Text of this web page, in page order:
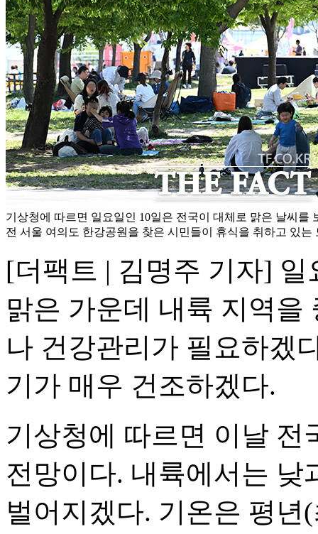
기상청에 따르면 일요일인 10일은 전국이 대체로 맑은 날씨를
전 서울 여의도 한강공원을 찾은 시민들이 휴식을 취하고 있는
[더팩트 | 김명주 기자]
맑은 가운데 내륙 지역
나 건강관리가 필요하겠
기가 매우 건조하겠다.
기상청에 따르면 이날 전
전망이다. 내륙에서는 낮
벌어지겠다. 기온은 평년